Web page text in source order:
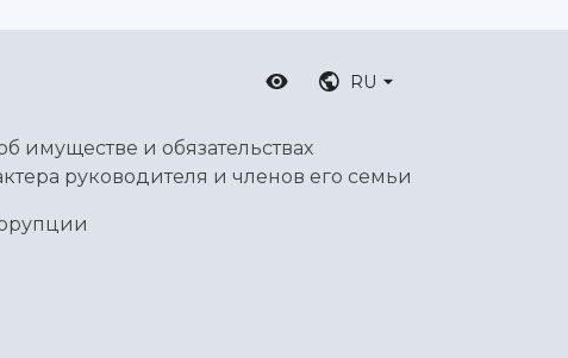
RU
имуществе и обязательствах
руководителя и членов его семьи